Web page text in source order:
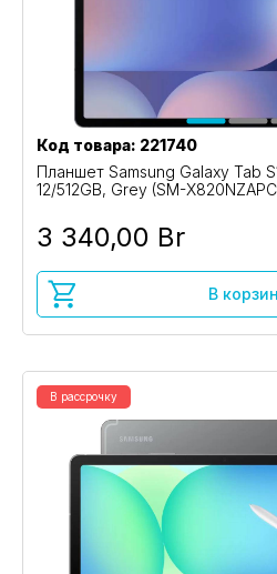
Код товара: 221740
Планшет Samsung Galaxy Tab
12/512GB, Grey (SM-
3 340,00 Br
В
В рассрочку